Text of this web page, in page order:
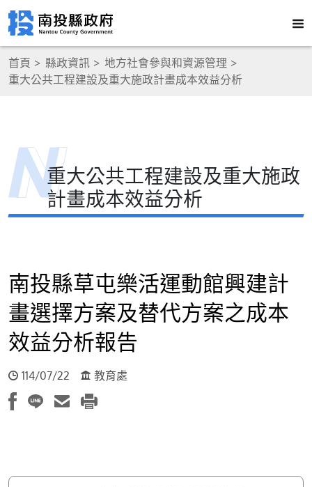
首頁 縣政資訊
地方社會參與和資源管理
重大公共工程建設及重大施政計畫成本效益分析
重大公共工程建設及重大施政
計畫成本效益分析
南投縣草屯樂活運動館興建計
畫選擇方案及替代方案之成本
效益分析報告
114/07/22 教育處